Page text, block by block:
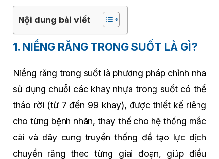
Nội dung bài viết
1. NIỀNG RĂNG TRONG SUỐT LÀ GÌ?
Niềng răng trong suốt là phương pháp chỉnh nha
sử dụng chuỗi các khay nhựa trong suốt có thể
tháo rời (từ 7 đến 99 khay), được thiết kế riêng
cho từng bệnh nhân, thay thế cho hệ thống mắc
cài và dây cung truyền thống để tạo lực dịch
chuyển răng theo từng giai đoạn, giúp điều